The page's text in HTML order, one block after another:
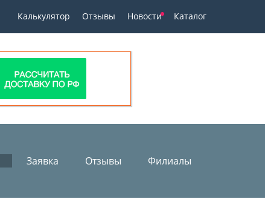
Калькулятор Отзывы Новости Каталог
Заявка Отзывы Филиалы